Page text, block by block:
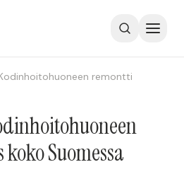
remontti
Suomessa